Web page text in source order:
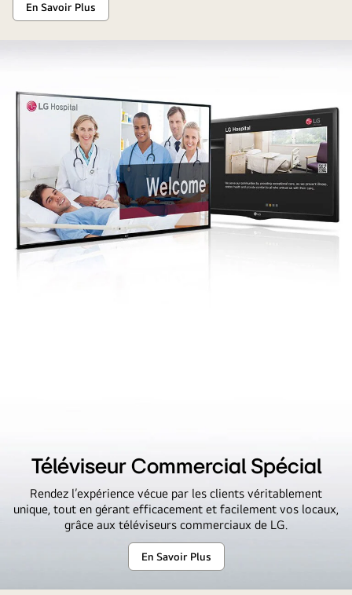
Commerciale
légère
En Savoir Plus
Téléviseur Commercial Spécial
Rendez l’expérience vécue par les clients véritablement
unique, tout en gérant efficacement et facilement vos locaux,
grâce aux téléviseurs commerciaux de LG.
Téléviseur
Commercial
En Savoir Plus